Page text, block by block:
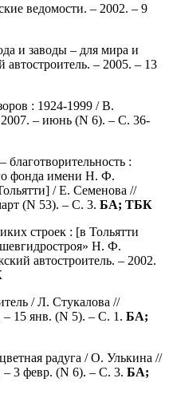
ведомости. – 2002. – 9
и заводы – для мира и
– 2005. – 13
: 1924-1999 / В.
– июнь (N 6). – С. 36-
благотворительность :
фонда имени Н. Ф.
/ Е. Семенова //
(N 53). – С. 3. БА; ТБК
строек : [в Тольятти
Н. Ф.
автостроитель. – 2002.
/ Л. Стукалова //
– 15 янв. (N 5). – С. 1. БА;
радуга / О. Улькина //
– 3 февр. (N 6). – С. 3. БА;